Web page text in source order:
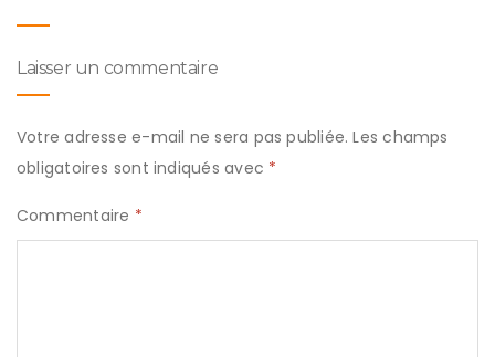
Laisser un commentaire
Votre adresse e-mail ne sera pas publiée. Les champs
obligatoires sont indiqués avec *
Commentaire *